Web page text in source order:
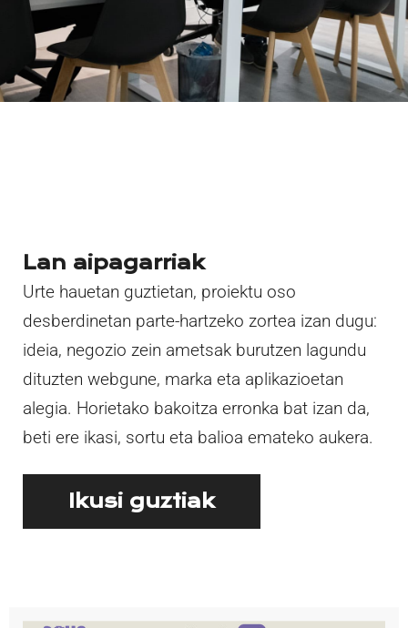
Lan aipagarriak
Urte hauetan guztietan, proiektu oso
desberdinetan parte-hartzeko zortea izan dugu:
ideia, negozio zein ametsak burutzen lagundu
dituzten webgune, marka eta aplikazioetan
alegia. Horietako bakoitza erronka bat izan da,
beti ere ikasi, sortu eta balioa emateko aukera.
Ikusi guztiak